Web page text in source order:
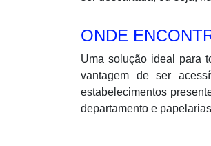
ONDE
Uma solução ideal para
vantagem de ser
estabelecimentos
departamento e